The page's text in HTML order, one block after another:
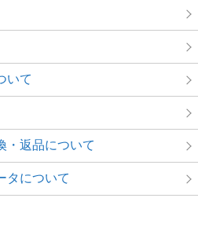
いて
・返品について
タについて